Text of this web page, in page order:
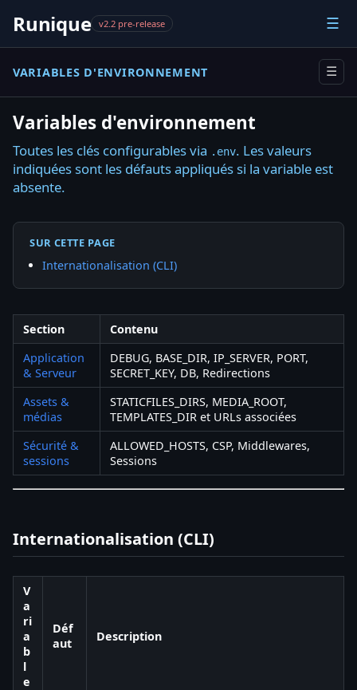
Runique v2.2 pre-release ☰
VARIABLES D'ENVIRONNEMENT ☰
Variables d'environnement
Toutes les clés configurables via .env. Les valeurs
indiquées sont les défauts appliqués si la variable est
absente.
SUR CETTE PAGE
Internationalisation (CLI)
Section
Contenu
Application
& Serveur
DEBUG, BASE_DIR, IP_SERVER, PORT,
SECRET_KEY, DB, Redirections
Assets &
médias
STATICFILES_DIRS, MEDIA_ROOT,
TEMPLATES_DIR et URLs associées
Sécurité &
sessions
ALLOWED_HOSTS, CSP, Middlewares,
Sessions
Internationalisation (CLI)
V
a
ri
a
b
l
e
Déf
aut
Description